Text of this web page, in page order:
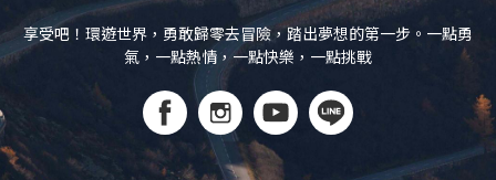
享受吧！環遊世界，勇敢歸零去冒險，踏出夢想的第一步。一點勇
氣，一點熱情，一點快樂，一點挑戰